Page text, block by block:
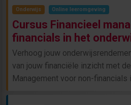
Onderwijs Online leeromgeving
Cursus Financieel
financials in het
Verhoog jouw
van jouw financiële inzicht met
Management voor non-financials